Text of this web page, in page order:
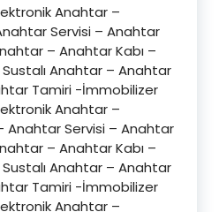
Anahtar –
Servisi – Anahtar
– Anahtar Kabı –
Anahtar – Anahtar
Tamiri -İmmobilizer
Anahtar –
Anahtar Servisi – Anahtar
– Anahtar Kabı –
Anahtar – Anahtar
Tamiri -İmmobilizer
Anahtar –